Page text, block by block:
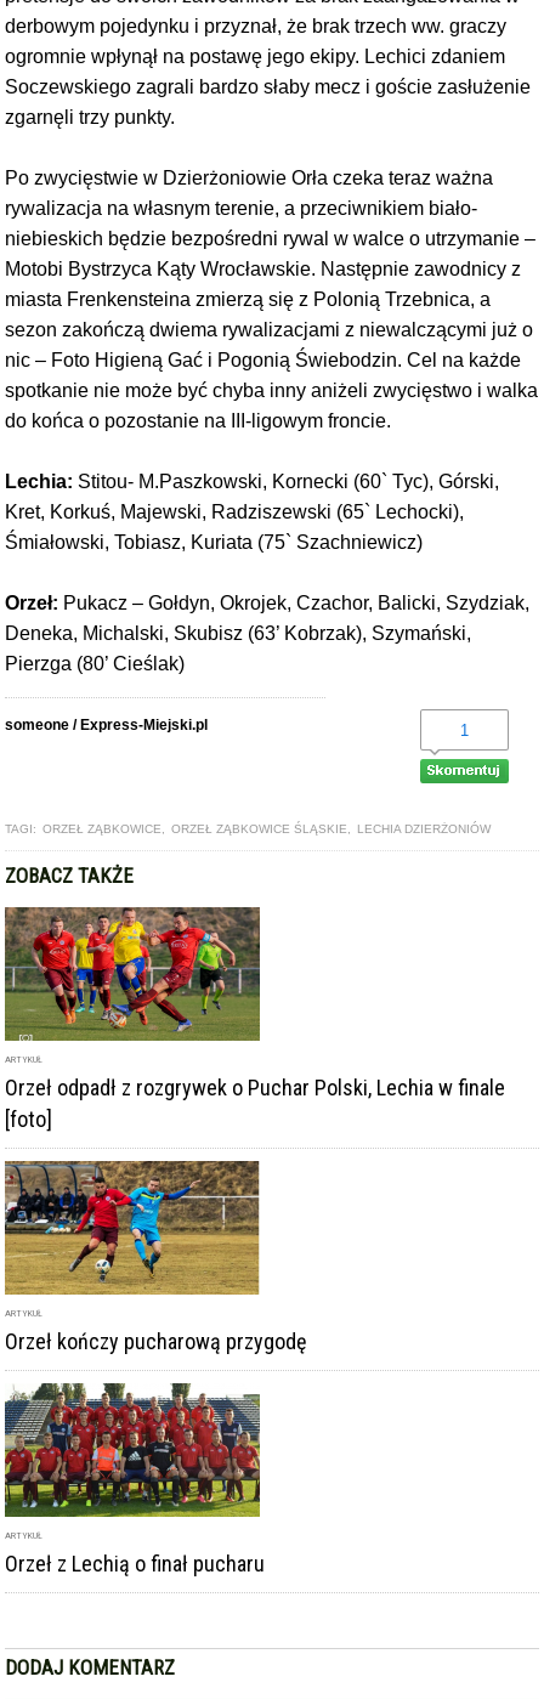
derbowym pojedynku i przyznał, że brak trzech ww. graczy
ogromnie wpłynął na postawę jego ekipy. Lechici zdaniem
Soczewskiego zagrali bardzo słaby mecz i goście zasłużenie
zgarnęli trzy punkty.
Po zwycięstwie w Dzierżoniowie Orła czeka teraz ważna
rywalizacja na własnym terenie, a przeciwnikiem biało-
niebieskich będzie bezpośredni rywal w walce o utrzymanie –
Motobi Bystrzyca Kąty Wrocławskie. Następnie zawodnicy z
miasta Frenkensteina zmierzą się z Polonią Trzebnica, a
sezon zakończą dwiema rywalizacjami z niewalczącymi już o
nic – Foto Higieną Gać i Pogonią Świebodzin. Cel na każde
spotkanie nie może być chyba inny aniżeli zwycięstwo i walka
do końca o pozostanie na III-ligowym froncie.
Lechia: Stitou- M.Paszkowski, Kornecki (60` Tyc), Górski,
Kret, Korkuś, Majewski, Radziszewski (65` Lechocki),
Śmiałowski, Tobiasz, Kuriata (75` Szachniewicz)
Orzeł: Pukacz – Gołdyn, Okrojek, Czachor, Balicki, Szydziak,
Deneka, Michalski, Skubisz (63’ Kobrzak), Szymański,
Pierzga (80’ Cieślak)
someone / Express-Miejski.pl 1
TAGI: ORZEŁ ZĄBKOWICE ORZEŁ ZĄBKOWICE ŚLĄSKIE LECHIA DZIERŻONIÓW
ZOBACZ TAKŻE
ARTYKUŁ
Orzeł odpadł z rozgrywek o Puchar Polski, Lechia w finale
[foto]
ARTYKUŁ
Orzeł kończy pucharową przygodę
ARTYKUŁ
Orzeł z Lechią o finał pucharu
DODAJ KOMENTARZ